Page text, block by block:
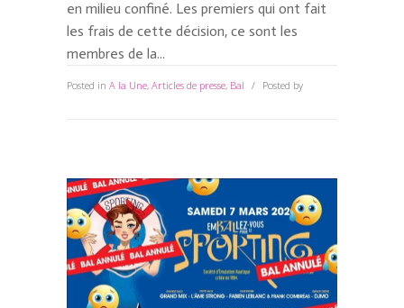
en milieu confiné. Les premiers qui ont fait
les frais de cette décision, ce sont les
membres de la...
Posted in A la Une, Articles de presse, Bal Posted by